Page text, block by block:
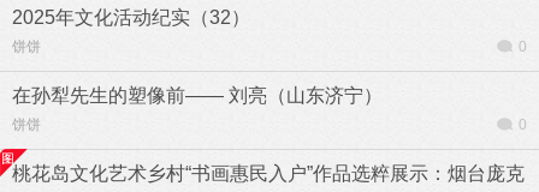
2025年文化活动纪实（32）
饼饼 0
在孙犁先生的塑像前—— 刘亮（山东济宁）
饼饼 0
桃花岛文化艺术乡村“书画惠民入户”作品选粹展示：烟台庞克